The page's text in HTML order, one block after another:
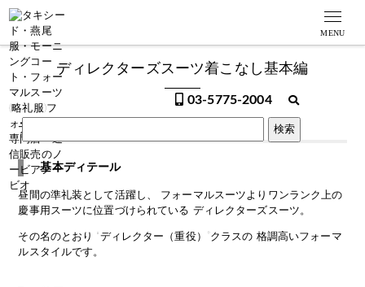
MENU
03-5775-2004
ディレクターズスーツ着こなし基本編
ディレクターズスーツ
基本ディテール
昼間の準礼装として活躍し、 フォーマルスーツよりワンランク上の
慶事用スーツに位置づけられている ディレクターズスーツ。
その名のとおり “ディレクター（重役）”クラスの 格調高いフォーマ
ルスタイルです。